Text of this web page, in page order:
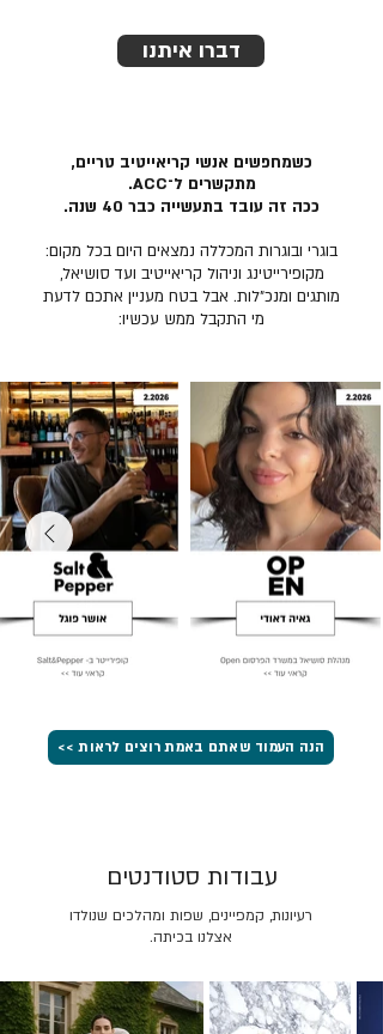
דברו איתנו
כשמחפשים אנשי קריאייטיב טריים,
מתקשרים ל־ACC.
ככה זה עובד בתעשייה כבר 40 שנה.
בוגרי ובוגרות המכללה נמצאים היום בכל מקום:
מקופירייטינג וניהול קריאייטיב ועד סושיאל,
מותגים ומנכ״לות. אבל בטח מעניין אתכם לדעת
מי התקבל ממש עכשיו:
הנה העמוד שאתם באמת רוצים לראות >>
רעיונות, קמפיינים, שפות ומהלכים שנולדו
אצלנו בכיתה.
עבודות סטודנטים